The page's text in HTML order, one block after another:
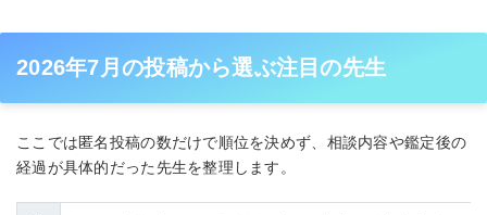
2026年7月の投稿から選ぶ注目の先生
ここでは匿名投稿の数だけで順位を決めず、相談内容や鑑定後の
経過が具体的だった先生を整理します。